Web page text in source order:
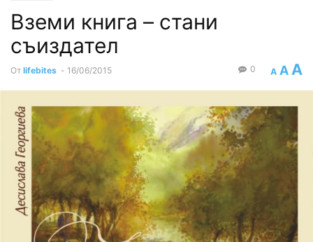
Вземи книга – стани
съиздател
От lifebites - 16/06/2015 A A A
0